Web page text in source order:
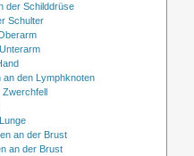
der Schilddrüse
Schulter
an den Lymphknoten
Zwerchfell
an der Brust
an der Brust